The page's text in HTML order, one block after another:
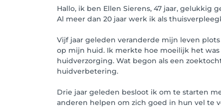
Hallo, ik ben Ellen Sierens, 47 jaar,
Al meer dan 20 jaar werk ik als
Vijf jaar geleden veranderde mijn leven
op mijn huid. Ik merkte hoe moeilijk het
huidverzorging. Wat begon als een
huidverbetering.
Drie jaar geleden besloot ik om te starten
anderen helpen om zich goed in hun vel te